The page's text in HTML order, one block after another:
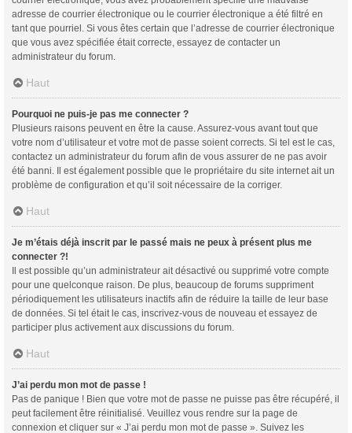
adresse de courrier électronique ou le courrier électronique a été filtré en
tant que pourriel. Si vous êtes certain que l’adresse de courrier électronique
que vous avez spécifiée était correcte, essayez de contacter un
administrateur du forum.
Haut
Pourquoi ne puis-je pas me connecter ?
Plusieurs raisons peuvent en être la cause. Assurez-vous avant tout que
votre nom d’utilisateur et votre mot de passe soient corrects. Si tel est le cas,
contactez un administrateur du forum afin de vous assurer de ne pas avoir
été banni. Il est également possible que le propriétaire du site internet ait un
problème de configuration et qu’il soit nécessaire de la corriger.
Haut
Je m’étais déjà inscrit par le passé mais ne peux à présent plus me
connecter ?!
Il est possible qu’un administrateur ait désactivé ou supprimé votre compte
pour une quelconque raison. De plus, beaucoup de forums suppriment
périodiquement les utilisateurs inactifs afin de réduire la taille de leur base
de données. Si tel était le cas, inscrivez-vous de nouveau et essayez de
participer plus activement aux discussions du forum.
Haut
J’ai perdu mon mot de passe !
Pas de panique ! Bien que votre mot de passe ne puisse pas être récupéré, il
peut facilement être réinitialisé. Veuillez vous rendre sur la page de
connexion et cliquer sur « J’ai perdu mon mot de passe ». Suivez les